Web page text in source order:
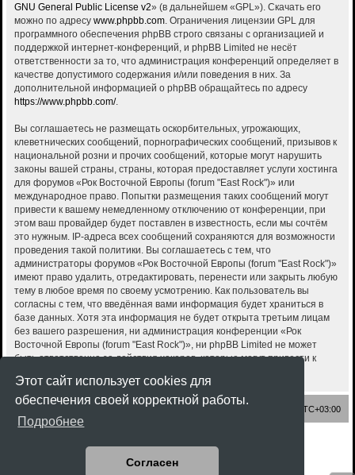
Этот сайт использует cookies для
обеспечения своей корректной работы.
Подробнее
Согласен
GNU General Public License v2» (в дальнейшем «GPL»). Скачать его
можно по адресу www.phpbb.com. Ограничения лицензии GPL для
программного обеспечения phpBB строго связаны с организацией и
поддержкой интернет-конференций, и phpBB Limited не несёт
ответственности за то, что администрация конференций определяет в
качестве допустимого содержания и/или поведения в них. За
дополнительной информацией о phpBB обращайтесь по адресу
https://www.phpbb.com/.
Вы соглашаетесь не размещать оскорбительных, угрожающих,
клеветнических сообщений, порнографических сообщений, призывов к
национальной розни и прочих сообщений, которые могут нарушить
законы вашей страны, страны, которая предоставляет услуги хостинга
для форумов «Рок Восточной Европы (forum "East Rock")» или
международное право. Попытки размещения таких сообщений могут
привести к вашему немедленному отключению от конференции, при
этом ваш провайдер будет поставлен в известность, если мы сочтём
это нужным. IP-адреса всех сообщений сохраняются для возможности
проведения такой политики. Вы соглашаетесь с тем, что
администраторы форумов «Рок Восточной Европы (forum "East Rock")»
имеют право удалить, отредактировать, перенести или закрыть любую
тему в любое время по своему усмотрению. Как пользователь вы
согласны с тем, что введённая вами информация будет храниться в
базе данных. Хотя эта информация не будет открыта третьим лицам
без вашего разрешения, ни администрация конференции «Рок
Восточной Европы (forum "East Rock")», ни phpBB Limited не может
быть ответственна за действия хакеров, которые могут привести к
UTC+03:00
phpBB Spain
Русская поддержка phpBB